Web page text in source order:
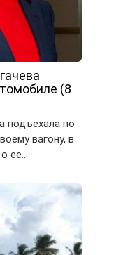
(8
подъехала по
вагону, в
ее…